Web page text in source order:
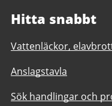
Hitta snabbt
Vattenläckor,
Anslagstavla
Sök handlingar och